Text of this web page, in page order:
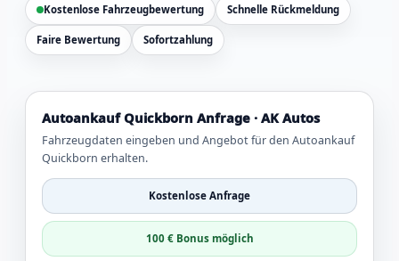
Kostenlose Fahrzeugbewertung Schnelle Rückmeldung
Faire Bewertung Sofortzahlung
Autoankauf Quickborn Anfrage · AK Autos
Fahrzeugdaten eingeben und Angebot für den Autoankauf
Quickborn erhalten.
Kostenlose Anfrage
100 € Bonus möglich